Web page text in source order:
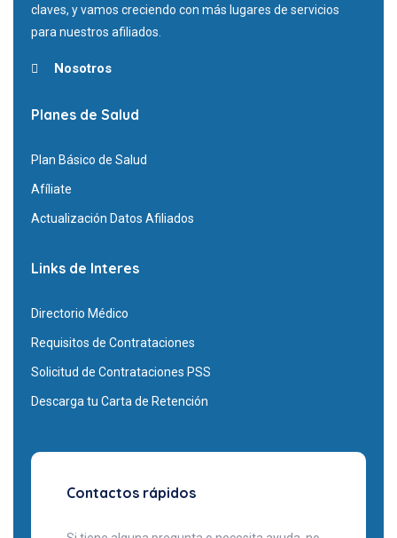
claves, y vamos creciendo con más lugares de servicios
para nuestros afiliados.
Nosotros
Planes de Salud
Plan Básico de Salud
Afíliate
Actualización Datos Afiliados
Links de Interes
Directorio Médico
Requisitos de Contrataciones
Solicitud de Contrataciones PSS
Descarga tu Carta de Retención
Contactos rápidos